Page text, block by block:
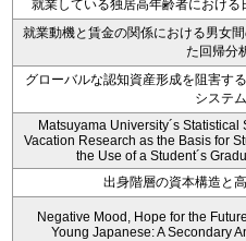
就業している独居高年齢者におけ
就業動機と賃金の関係における男女
た回帰分
グローバルな認知資産形成を阻害す
システム
Matsuyama University´s
Vacation Research as the Basis for
the Use of a Student´s
出身階層の資本構造と
Negative Mood, Hope for the
Young Japanese: A Secondary